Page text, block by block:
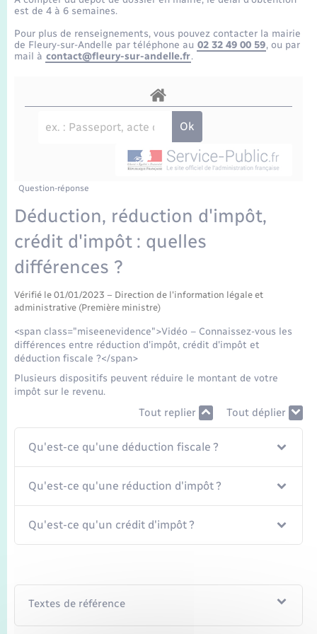
Etat-civil - Papiers - Citoyenneté
Mariage – PACS
Recensement
Loisirs
Organisation d’événement
Transports
Transports scolaires
Voirie et espace public
Travaux - Autorisation d’occupation de l’espace
public
Compétences
Présentation de la commune
La Communauté de communes
est de 4 à 6 semaines.
Pour plus de renseignements, vous pouvez contacter la mairie
de Fleury-sur-Andelle par téléphone au 02 32 49 00 59, ou par
mail à contact@fleury-sur-andelle.fr.
Question-réponse
Déduction, réduction d'impôt,
crédit d'impôt : quelles
différences ?
Vérifié le 01/01/2023 – Direction de l'information légale et
administrative (Première ministre)
<span class="miseenevidence">Vidéo – Connaissez-vous les
différences entre réduction d'impôt, crédit d'impôt et
déduction fiscale ?</span>
Plusieurs dispositifs peuvent réduire le montant de votre
impôt sur le revenu.
Tout replier Tout déplier
Qu'est-ce qu'une déduction fiscale ?
Qu'est-ce qu'une réduction d'impôt ?
Qu'est-ce qu'un crédit d'impôt ?
Textes de référence